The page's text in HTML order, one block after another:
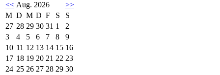
<< Aug. 2026
>>
M D M D F S
S
27 28 29 30 31 1
2
3
4 5 6 7 8
9
10 11 12 13 14 15 16
17 18 19 20 21 22 23
24 25 26 27 28 29 30